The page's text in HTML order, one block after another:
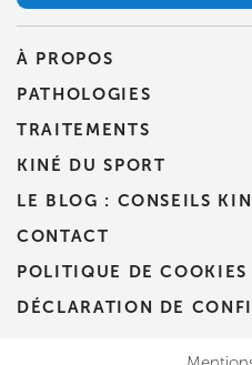
PRENEZ RDV SUR
À PROPOS
PATHOLOGIES
TRAITEMENTS
KINÉ DU SPORT
LE BLOG : CONSEILS
CONTACT
POLITIQUE DE COOKIES
DÉCLARATION DE